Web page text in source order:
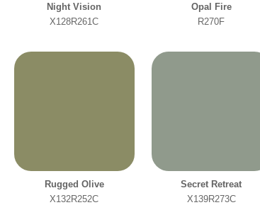
Night Vision
X128R261C
Opal Fire
R270F
Rugged Olive
X132R252C
Secret Retreat
X139R273C